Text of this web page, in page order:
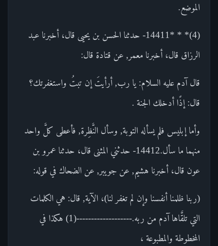
الموضع.
(4)* * *14411- حدثنا الحسن بن يحيى قال، أخبرنا عبد
الرزاق قال، أخبرنا معمر, عن قتادة قال:
قال آدم عليه السلام: يا رب, أرأيتَ إن تبتُ واستغفرتك؟
قال: إذًا أدخلك الجنة .
وأما إبليس فلم يسأله التوبة, وسأل النَّظِرة, فأعطى كلَّ واحد
منهما ما سأل.14412- حدثني المثنى قال، حدثنا عمرو بن
عون قال، أخبرنا هشيم, عن جويبر, عن الضحاك في قوله:
(ربنا ظلمنا أنفسنا وإن لم تغفر لنا)، الآية, قال: هي الكلمات
التي تلقَّاها آدم من ربه.-------------------(1) هكذا في
المخطوطة والمطبوعة ،